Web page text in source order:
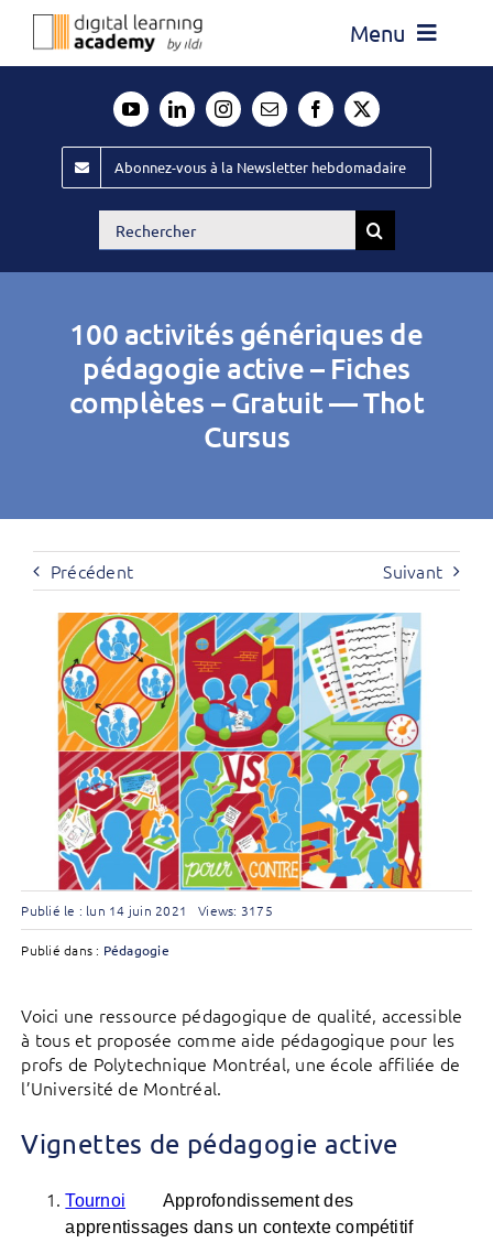
Passer
Menu
Évènements ILDI
Offres d’emploi
Publiez
Contact
Abonnez-vous à la Newsletter hebdomadaire
Rechercher:
100 activités génériques de
pédagogie active – Fiches
complètes – Gratuit — Thot
Cursus
Précédent Suivant
Publié le : lun 14 juin 2021 Views: 3175
Publié dans : Pédagogie
Voici une ressource pédagogique de qualité, accessible
à tous et proposée comme aide pédagogique pour les
profs de Polytechnique Montréal, une école affiliée de
l’Université de Montréal.
Vignettes de pédagogie active
Tournoi
Approfondissement des
apprentissages dans un contexte compétitif